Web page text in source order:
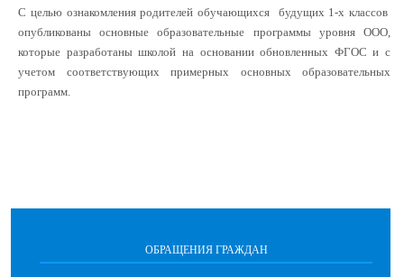
C целью ознакомления родителей обучающихся будущих 1-х классов
опубликованы основные образовательные программы уровня ООО,
которые разработаны школой на основании обновленных ФГОС и с
учетом соответствующих примерных основных образовательных
программ.
ОБРАЩЕНИЯ ГРАЖДАН